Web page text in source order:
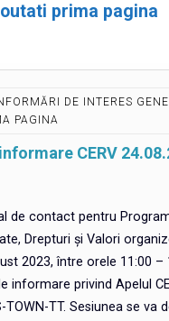
BABEŞ-BOLYAI,
prima pagina
DE INTERES
PAGINA
CERV
de contact pentru
Drepturi și Valori
2023, între orele 11:00 –
informare privind Apelul
TOWN-TT. Sesiunea se va